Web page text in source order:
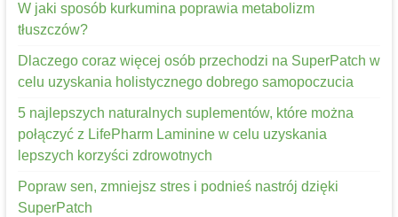
W jaki sposób kurkumina poprawia metabolizm
tłuszczów?
Dlaczego coraz więcej osób przechodzi na SuperPatch w
celu uzyskania holistycznego dobrego samopoczucia
5 najlepszych naturalnych suplementów, które można
połączyć z LifePharm Laminine w celu uzyskania
lepszych korzyści zdrowotnych
Popraw sen, zmniejsz stres i podnieś nastrój dzięki
SuperPatch